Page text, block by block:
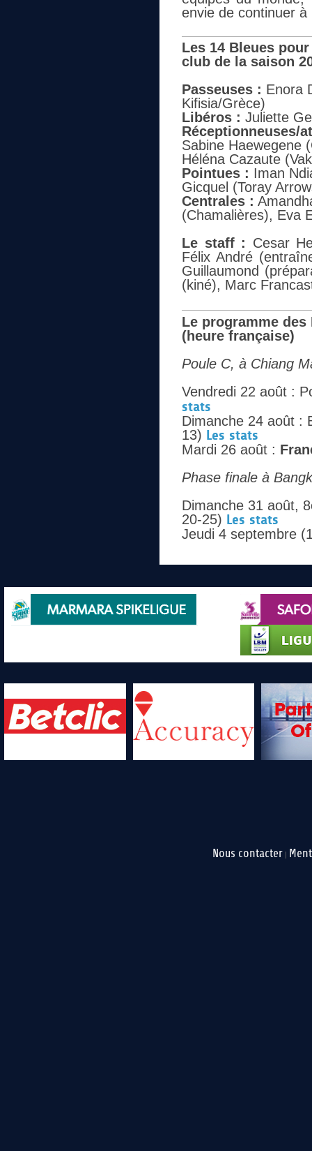
envie de continuer à
Les 14 Bleues
club de la saison
Passeuses : Enora
Kifisia/Grèce)
Libéros : Juliette
Réceptionneuses/
Sabine Haewegene
Héléna Cazaute
Pointues : Iman
Gicquel (Toray
Centrales :
(Chamalières), Eva
Le staff : Cesar
Félix André
Guillaumond
(kiné), Marc
Le programme
(heure française)
Poule C, à Chiang
Vendredi 22 août :
stats
Dimanche 24 août :
13) Les stats
Mardi 26 août :
Phase finale à
Dimanche 31 août,
20-25) Les stats
Jeudi 4 septembre
Nous contacter |